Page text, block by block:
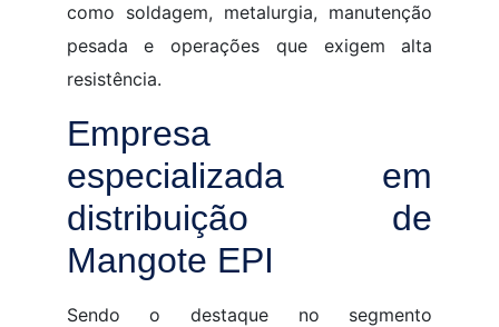
como soldagem, metalurgia, manutenção
pesada e operações que exigem alta
resistência.
Empresa
especializada em
distribuição de
Mangote EPI
Sendo o destaque no segmento